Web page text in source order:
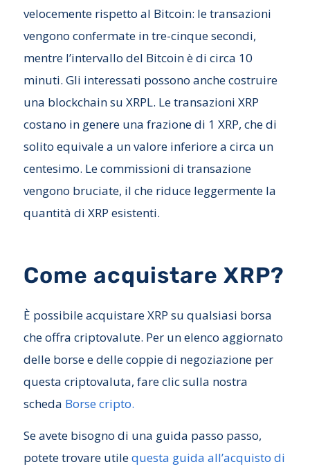
velocemente rispetto al Bitcoin: le transazioni
vengono confermate in tre-cinque secondi,
mentre l’intervallo del Bitcoin è di circa 10
minuti. Gli interessati possono anche costruire
una blockchain su XRPL. Le transazioni XRP
costano in genere una frazione di 1 XRP, che di
solito equivale a un valore inferiore a circa un
centesimo. Le commissioni di transazione
vengono bruciate, il che riduce leggermente la
quantità di XRP esistenti.
Come acquistare XRP?
È possibile acquistare XRP su qualsiasi borsa
che offra criptovalute. Per un elenco aggiornato
delle borse e delle coppie di negoziazione per
questa criptovaluta, fare clic sulla nostra
scheda Borse cripto.
Se avete bisogno di una guida passo passo,
potete trovare utilequesta guida all’acquisto di